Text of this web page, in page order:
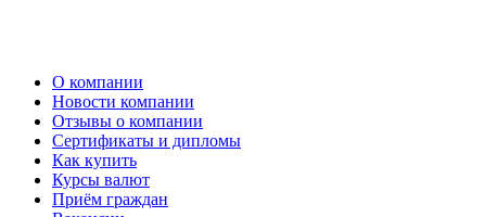
О компании
Новости компании
Отзывы о компании
Сертификаты и дипломы
Как купить
Курсы валют
Приём граждан